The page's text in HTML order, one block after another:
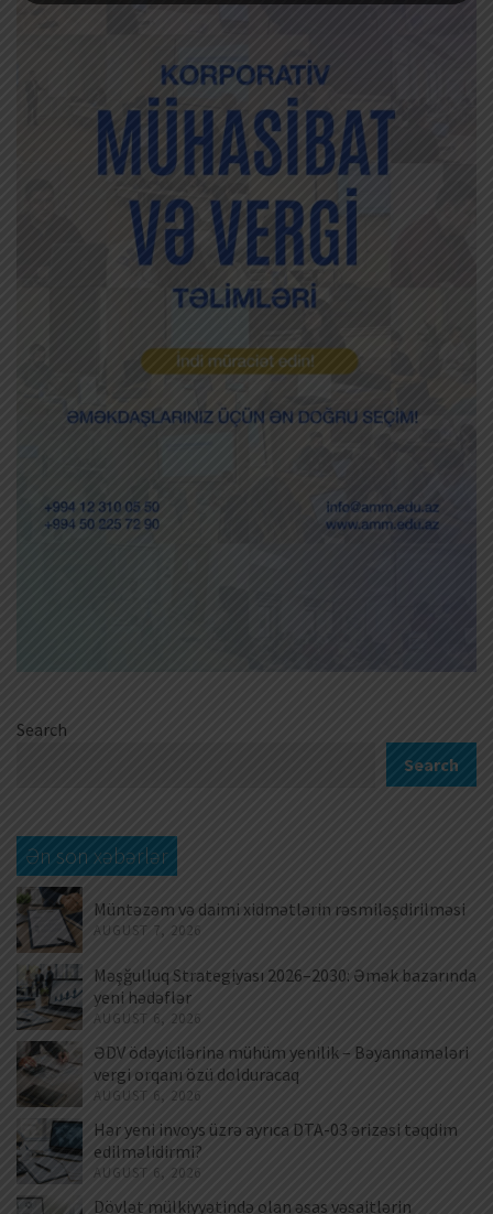
Search
Search
Ən son xəbərlər
Müntəzəm və daimi xidmətlərin rəsmiləşdirilməsi
AUGUST 7, 2026
Məşğulluq Strategiyası 2026–2030: Əmək bazarında
yeni hədəflər
AUGUST 6, 2026
ƏDV ödəyicilərinə mühüm yenilik – Bəyannamələri
vergi orqanı özü dolduracaq
AUGUST 6, 2026
Hər yeni invoys üzrə ayrıca DTA-03 ərizəsi təqdim
edilməlidirmi?
AUGUST 6, 2026
Dövlət mülkiyyətində olan əsas vəsaitlərin